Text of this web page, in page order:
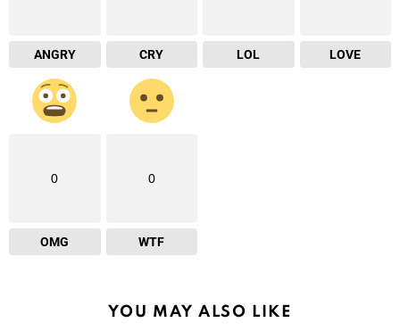
ANGRY CRY LOL LOVE
0
OMG
0
WTF
YOU MAY ALSO LIKE